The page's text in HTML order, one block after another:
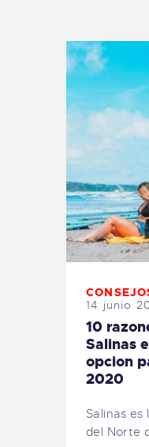
PEDIDOS
14 junio
10
Salinas
opcion
2020
Salinas es
del Norte